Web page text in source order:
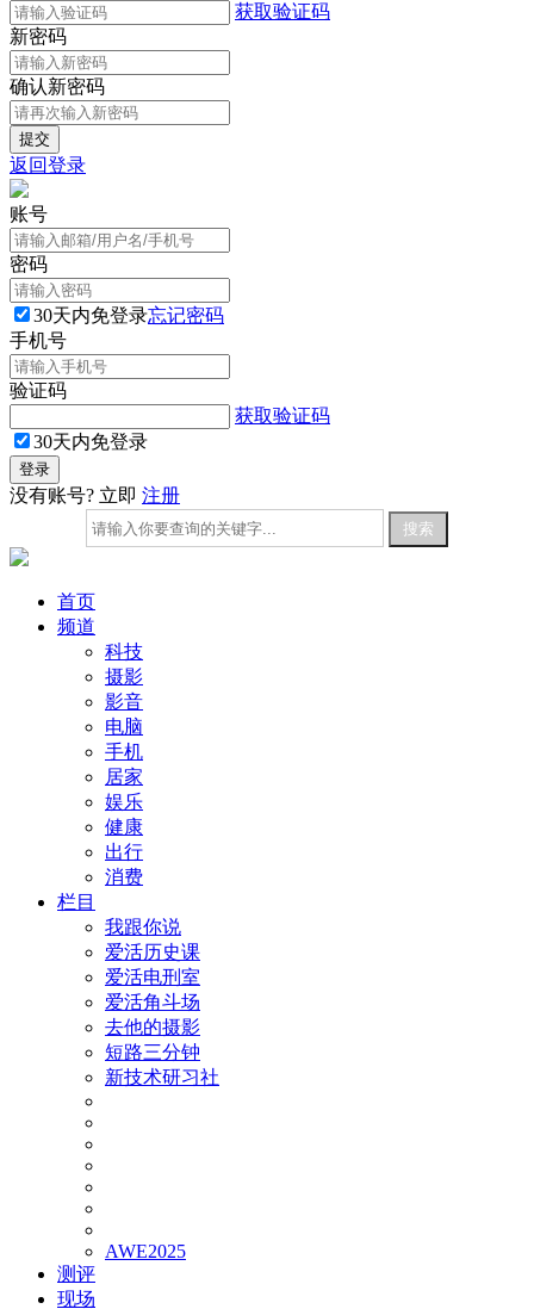
获取验证码
新密码
确认新密码
返回登录
账号
密码
30天内免登录忘记密码
手机号
验证码
获取验证码
30天内免登录
没有账号? 立即 注册
首页
频道
科技
摄影
影音
电脑
手机
居家
娱乐
健康
出行
消费
栏目
我跟你说
爱活历史课
爱活电刑室
爱活角斗场
去他的摄影
短路三分钟
新技术研习社
AWE2025
测评
现场